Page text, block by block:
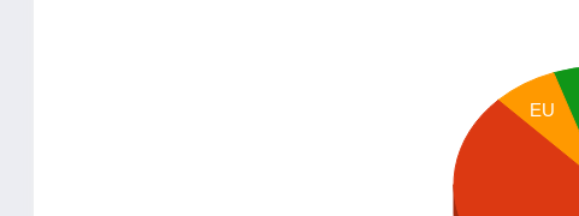
EU